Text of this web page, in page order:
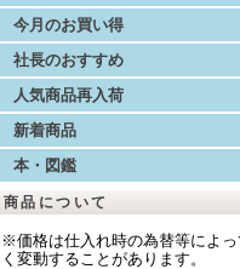
今月のお買い得
社長のおすすめ
人気商品再入荷
新着商品
本・図鑑
商品について
※価格は仕入れ時の為替等によっ
く変動することがあります。